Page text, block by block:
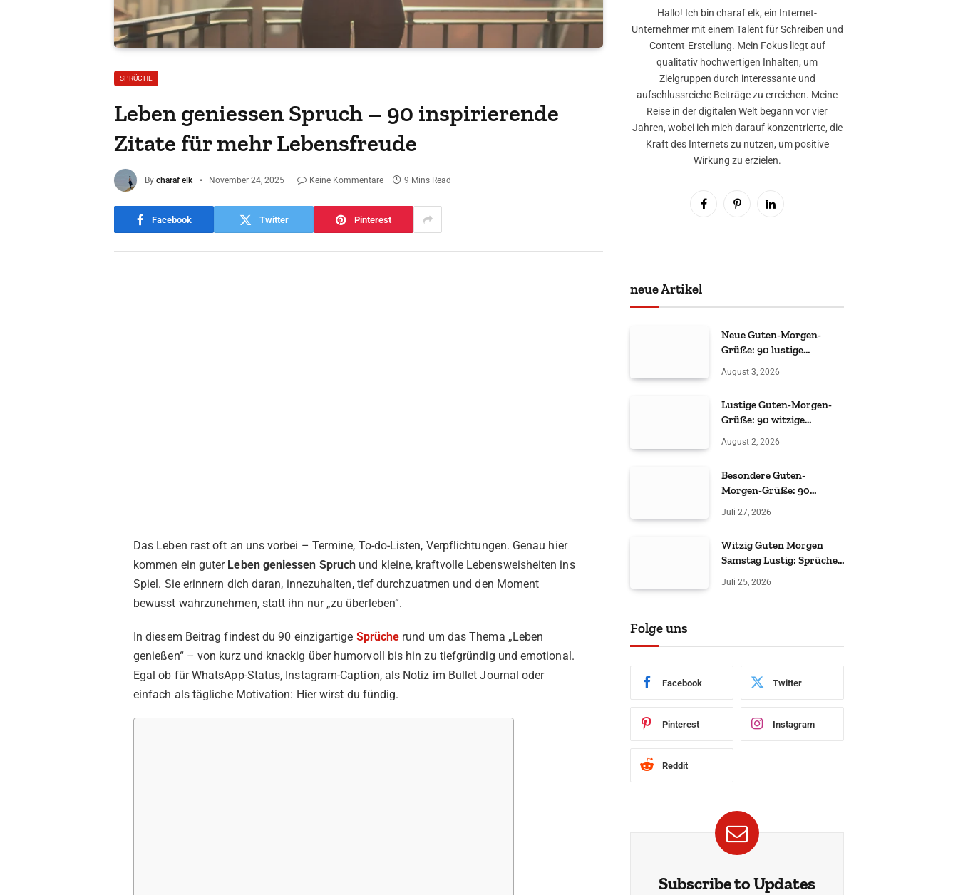
SPRÜCHE
Leben geniessen Spruch – 90 inspirierende
Zitate für mehr Lebensfreude
By charaf elk November 24, 2025 Keine Kommentare 9 Mins Read
Facebook Twitter Pinterest
Das Leben rast oft an uns vorbei – Termine, To-do-Listen, Verpflichtungen. Genau hier
kommen ein guter Leben geniessen Spruch und kleine, kraftvolle Lebensweisheiten ins
Spiel. Sie erinnern dich daran, innezuhalten, tief durchzuatmen und den Moment
bewusst wahrzunehmen, statt ihn nur „zu überleben“.
In diesem Beitrag findest du 90 einzigartige Sprüche rund um das Thema „Leben
genießen“ – von kurz und knackig über humorvoll bis hin zu tiefgründig und emotional.
Egal ob für WhatsApp-Status, Instagram-Caption, als Notiz im Bullet Journal oder
einfach als tägliche Motivation: Hier wirst du fündig.
Hallo! Ich bin charaf elk, ein Internet-
Unternehmer mit einem Talent für Schreiben und
Content-Erstellung. Mein Fokus liegt auf
qualitativ hochwertigen Inhalten, um
Zielgruppen durch interessante und
aufschlussreiche Beiträge zu erreichen. Meine
Reise in der digitalen Welt begann vor vier
Jahren, wobei ich mich darauf konzentrierte, die
Kraft des Internets zu nutzen, um positive
Wirkung zu erzielen.
FacebookPinterestLinkedIn
neue Artikel
Neue Guten-Morgen-
Grüße: 90 lustige
August 3, 2026
Lustige Guten-Morgen-
Grüße: 90 witzige
August 2, 2026
Besondere Guten-
Morgen-Grüße: 90
Juli 27, 2026
Witzig Guten Morgen
Samstag Lustig: Sprüche
Juli 25, 2026
Folge uns
Facebook Twitter
Pinterest Instagram
Reddit
Subscribe to Updates